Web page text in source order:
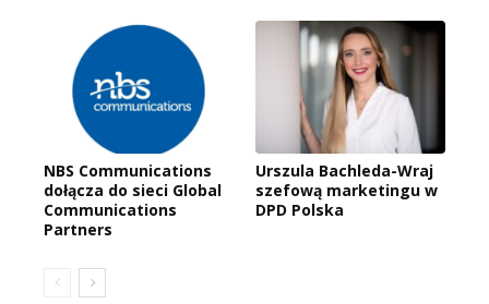
NBS Communications
dołącza do sieci Global
Communications
Partners
Urszula Bachleda-Wraj
szefową marketingu w
DPD Polska